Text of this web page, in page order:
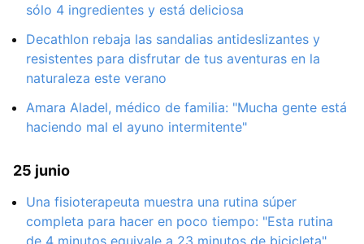
sólo 4 ingredientes y está deliciosa
Decathlon rebaja las sandalias antideslizantes y
resistentes para disfrutar de tus aventuras en la
naturaleza este verano
Amara Aladel, médico de familia: "Mucha gente está
haciendo mal el ayuno intermitente"
25 junio
Una fisioterapeuta muestra una rutina súper
completa para hacer en poco tiempo: "Esta rutina
de 4 minutos equivale a 23 minutos de bicicleta"